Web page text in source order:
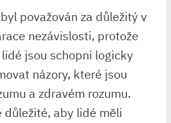
považován za důležitý v
nezávislosti, protože
jsou schopni logicky
názory, které jsou
a zdravém rozumu.
důležité, aby lidé měli